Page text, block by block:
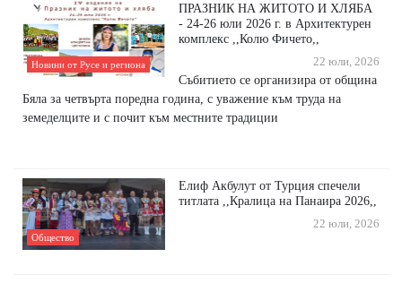
Новини от Русе и региона
ПРАЗНИК НА ЖИТОТО И ХЛЯБА
- 24-26 юли 2026 г. в Архитектурен
комплекс ,,Колю Фичето,,
22 юли, 2026
Събитието се организира от община
Бяла за четвърта поредна година, с уважение към труда на
земеделците и с почит към местните традиции
Общество
Елиф Акбулут от Турция спечели
титлата ,,Кралица на Панаира 2026,,
22 юли, 2026